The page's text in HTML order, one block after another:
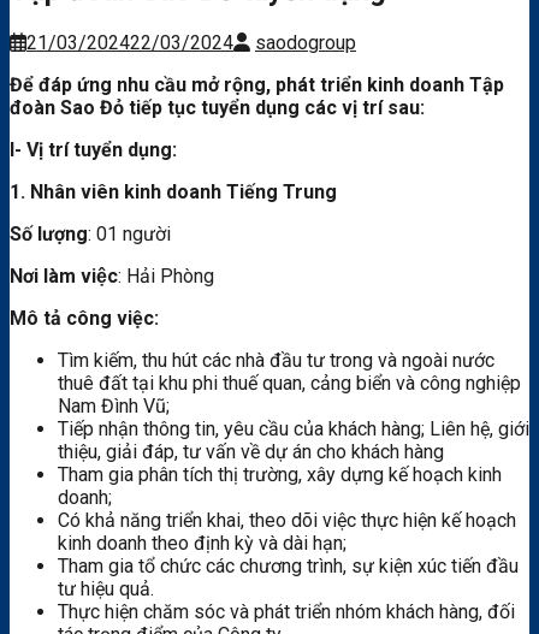
21/03/202422/03/2024
saodogroup
Để đáp ứng nhu cầu mở rộng, phát triển kinh doanh Tập
đoàn Sao Đỏ tiếp tục tuyển dụng các vị trí sau:
I- Vị trí tuyển dụng:
1. Nhân viên kinh doanh Tiếng Trung
Số lượng: 01 người
Nơi làm việc: Hải Phòng
Mô tả công việc:
Tìm kiếm, thu hút các nhà đầu tư trong và ngoài nước
thuê đất tại khu phi thuế quan, cảng biển và công nghiệp
Nam Đình Vũ;
Tiếp nhận thông tin, yêu cầu của khách hàng; Liên hệ, giới
thiệu, giải đáp, tư vấn về dự án cho khách hàng
Tham gia phân tích thị trường, xây dựng kế hoạch kinh
doanh;
Có khả năng triển khai, theo dõi việc thực hiện kế hoạch
kinh doanh theo định kỳ và dài hạn;
Tham gia tổ chức các chương trình, sự kiện xúc tiến đầu
tư hiệu quả.
Thực hiện chăm sóc và phát triển nhóm khách hàng, đối